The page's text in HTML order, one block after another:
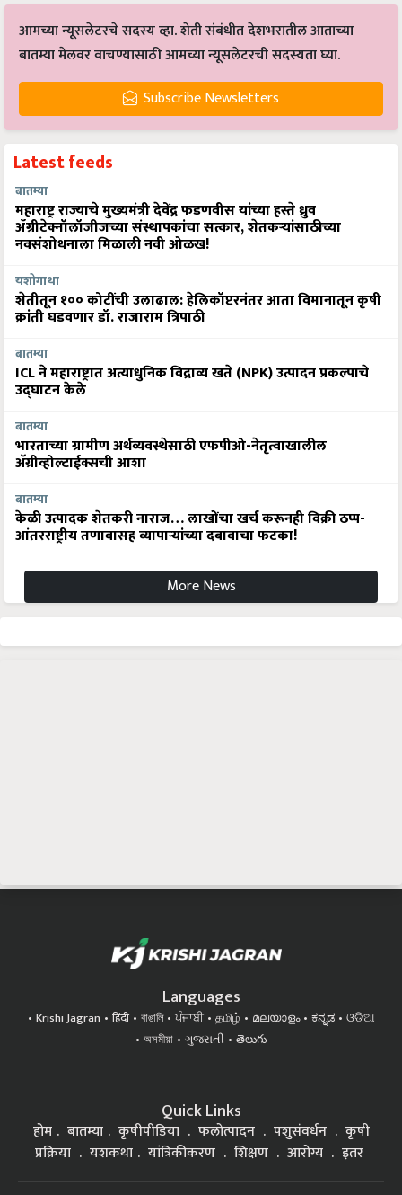
आमच्या न्यूसलेटरचे सदस्य व्हा. शेती संबंधीत देशभरातील आताच्या
बातम्या मेलवर वाचण्यासाठी आमच्या न्यूसलेटरची सदस्यता घ्या.
Subscribe Newsletters
Latest feeds
बातम्या
महाराष्ट्र राज्याचे मुख्यमंत्री देवेंद्र फडणवीस यांच्या हस्ते ध्रुव
ॲग्रीटेक्नॉलॉजीजच्या संस्थापकांचा सत्कार, शेतकऱ्यांसाठीच्या
नवसंशोधनाला मिळाली नवी ओळख!
यशोगाथा
शेतीतून १०० कोटींची उलाढाल: हेलिकॉप्टरनंतर आता विमानातून कृषी
क्रांती घडवणार डॉ. राजाराम त्रिपाठी
बातम्या
ICL ने महाराष्ट्रात अत्याधुनिक विद्राव्य खते (NPK) उत्पादन प्रकल्पाचे
उद्घाटन केले
बातम्या
भारताच्या ग्रामीण अर्थव्यवस्थेसाठी एफपीओ-नेतृत्वाखालील
अ‍ॅग्रीव्होल्टाईक्सची आशा
बातम्या
केळी उत्पादक शेतकरी नाराज… लाखोंचा खर्च करूनही विक्री ठप्प-
आंतरराष्ट्रीय तणावासह व्यापाऱ्यांच्या दबावाचा फटका!
More News
Languages
Krishi Jagran हिंदी বাঙালি ਪੰਜਾਬੀ தமிழ் മലയാളം ಕನ್ನಡ
ଓଡିଆ
অসমীয়া
ગુજરાતી తెలుగు
Quick Links
होम बातम्या कृषीपीडिया फलोत्पादन पशुसंवर्धन
कृषी
प्रक्रिया
यशकथा यांत्रिकीकरण शिक्षण आरोग्य इतर